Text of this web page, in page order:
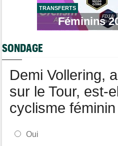
L'équipe de France pour les
L'abonnement Cyclism'Actu
TRANSFERTS
Féminins
SONDAGE
Demi Vollering,
sur le Tour, est-
cyclisme
Oui